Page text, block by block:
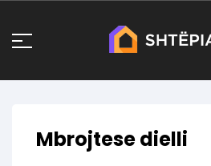
Mbrojtese dielli